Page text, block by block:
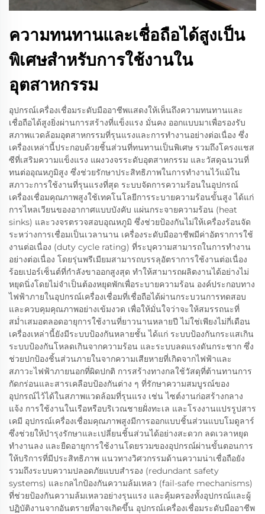
ความทนทานและเชื่อถือได้สูงเป็น
พิเศษสำหรับการใช้งานใน
อุตสาหกรรม
อุปกรณ์เครื่องเชื่อมระดับมืออาชีพแสดงให้เห็นถึงความทนทานและ
เชื่อถือได้สูงยิ่งผ่านการสร้างที่แข็งแรง มั่นคง ออกแบบมาเพื่อรองรับ
สภาพแวดล้อมอุตสาหกรรมที่รุนแรงและการทำงานอย่างต่อเนื่อง ซึ่ง
เครื่องเหล่านี้ประกอบด้วยชิ้นส่วนที่ทนทานเป็นพิเศษ รวมถึงโครงแชส
ซีที่เสริมความแข็งแรง แผงวงจรระดับอุตสาหกรรม และวัสดุฉนวนที่
ทนต่ออุณหภูมิสูง ซึ่งช่วยรักษาประสิทธิภาพในการทำงานไว้แม้ใน
สภาวะการใช้งานที่รุนแรงที่สุด ระบบจัดการความร้อนในอุปกรณ์
เครื่องเชื่อมคุณภาพสูงใช้เทคโนโลยีการระบายความร้อนขั้นสูง ได้แก่
การไหลเวียนของอากาศแบบบังคับ แผ่นกระจายความร้อน (heat
sinks) และวงจรตรวจสอบอุณหภูมิ ซึ่งช่วยป้องกันไม่ให้เครื่องร้อนจัด
ระหว่างการเชื่อมเป็นเวลานาน เครื่องระดับมืออาชีพมีค่าอัตราการใช้
งานต่อเนื่อง (duty cycle rating) ที่ระบุความสามารถในการทำงาน
อย่างต่อเนื่อง โดยรุ่นพรีเมียมสามารถบรรลุอัตราการใช้งานต่อเนื่อง
ร้อยเปอร์เซ็นต์ที่กำลังขาออกสูงสุด ทำให้สามารถผลิตงานได้อย่างไม่
หยุดนิ่งโดยไม่จำเป็นต้องหยุดพักเพื่อระบายความร้อน องค์ประกอบทาง
ไฟฟ้าภายในอุปกรณ์เครื่องเชื่อมที่เชื่อถือได้ผ่านกระบวนการทดสอบ
และควบคุมคุณภาพอย่างเข้มงวด เพื่อให้มั่นใจว่าจะให้สมรรถนะที่
สม่ำเสมอตลอดอายุการใช้งานที่ยาวนานหลายปี ไม่ใช่เพียงไม่กี่เดือน
เครื่องเหล่านี้ยังมีระบบป้องกันหลายชั้น ได้แก่ ระบบป้องกันกระแสเกิน
ระบบป้องกันโหลดเกินจากความร้อน และระบบลดแรงดันกระชาก ซึ่ง
ช่วยปกป้องชิ้นส่วนภายในจากความเสียหายที่เกิดจากไฟฟ้าและ
สภาวะไฟฟ้าภายนอกที่ผิดปกติ การสร้างทางกลใช้วัสดุที่ต้านทานการ
กัดกร่อนและสารเคลือบป้องกันต่าง ๆ ที่รักษาความสมบูรณ์ของ
อุปกรณ์ไว้ได้ในสภาพแวดล้อมที่รุนแรง เช่น ไซต์งานก่อสร้างกลาง
แจ้ง การใช้งานในเรือหรือบริเวณชายฝั่งทะเล และโรงงานแปรรูปสาร
เคมี อุปกรณ์เครื่องเชื่อมคุณภาพสูงมีการออกแบบชิ้นส่วนแบบโมดูลาร์
ซึ่งช่วยให้บำรุงรักษาและเปลี่ยนชิ้นส่วนได้อย่างสะดวก ลดเวลาหยุด
ทำงานลง และยืดอายุการใช้งานโดยรวมของอุปกรณ์ผ่านขั้นตอนการ
ให้บริการที่มีประสิทธิภาพ แนวทางวิศวกรรมด้านความน่าเชื่อถือยัง
รวมถึงระบบความปลอดภัยแบบสำรอง (redundant safety
systems) และกลไกป้องกันความล้มเหลว (fail-safe mechanisms)
ที่ช่วยป้องกันความล้มเหลวอย่างรุนแรง และคุ้มครองทั้งอุปกรณ์และผู้
ปฏิบัติงานจากอันตรายที่อาจเกิดขึ้น อุปกรณ์เครื่องเชื่อมระดับมืออาชีพ